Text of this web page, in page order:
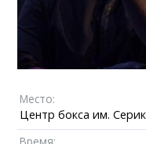
Место:
Центр бокса им.